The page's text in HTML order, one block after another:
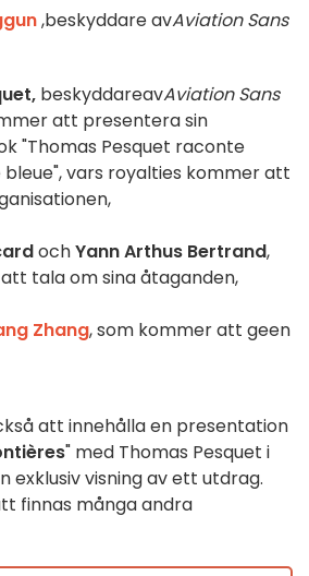
,beskyddare avAviation Sans
beskyddareavAviation Sans
att presentera sin
"Thomas Pesquet raconte
vars royalties kommer att
,
ochYann Arthus Bertrand,
tala om sina åtaganden,
Zhang, som kommer att geen
att innehålla en presentation
" med Thomas Pesquet i
exklusiv visningav ett utdrag.
finnas många andra